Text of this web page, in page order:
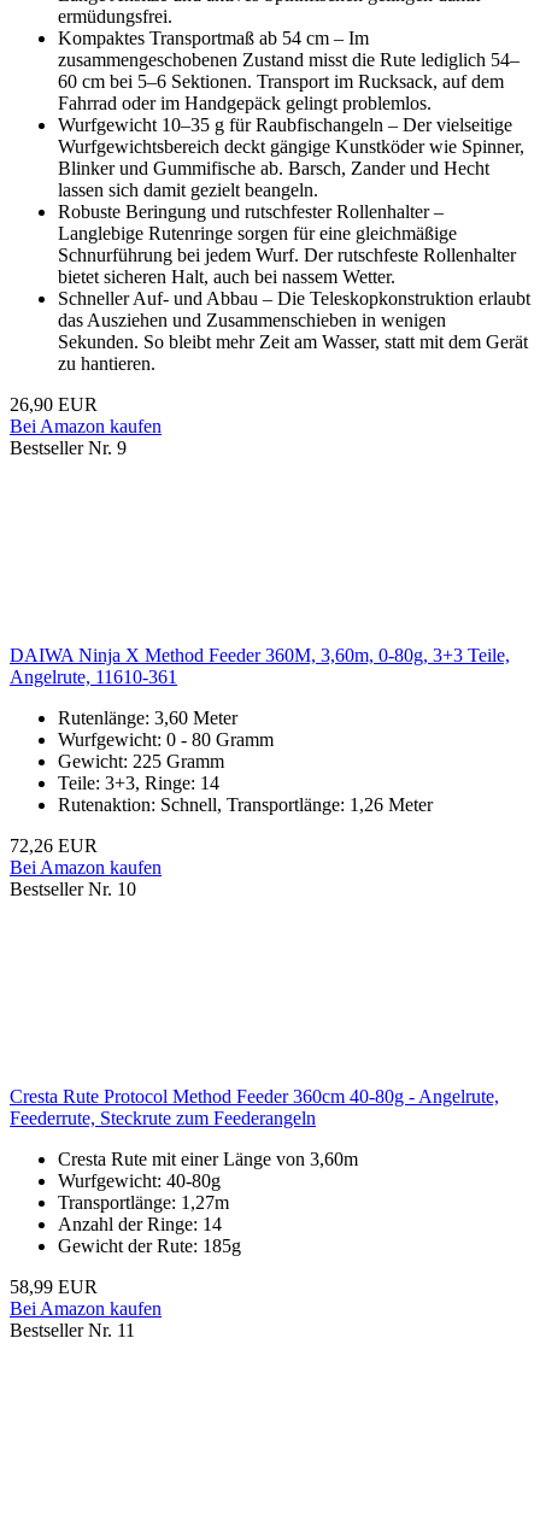
ermüdungsfrei.
Kompaktes Transportmaß ab 54 cm – Im
zusammengeschobenen Zustand misst die Rute lediglich 54–
60 cm bei 5–6 Sektionen. Transport im Rucksack, auf dem
Fahrrad oder im Handgepäck gelingt problemlos.
Wurfgewicht 10–35 g für Raubfischangeln – Der vielseitige
Wurfgewichtsbereich deckt gängige Kunstköder wie Spinner,
Blinker und Gummifische ab. Barsch, Zander und Hecht
lassen sich damit gezielt beangeln.
Robuste Beringung und rutschfester Rollenhalter –
Langlebige Rutenringe sorgen für eine gleichmäßige
Schnurführung bei jedem Wurf. Der rutschfeste Rollenhalter
bietet sicheren Halt, auch bei nassem Wetter.
Schneller Auf- und Abbau – Die Teleskopkonstruktion erlaubt
das Ausziehen und Zusammenschieben in wenigen
Sekunden. So bleibt mehr Zeit am Wasser, statt mit dem Gerät
zu hantieren.
26,90 EUR
Bei Amazon kaufen
Bestseller Nr. 9
DAIWA Ninja X Method Feeder 360M, 3,60m, 0-80g, 3+3 Teile,
Angelrute, 11610-361
Rutenlänge: 3,60 Meter
Wurfgewicht: 0 - 80 Gramm
Gewicht: 225 Gramm
Teile: 3+3, Ringe: 14
Rutenaktion: Schnell, Transportlänge: 1,26 Meter
72,26 EUR
Bei Amazon kaufen
Bestseller Nr. 10
Cresta Rute Protocol Method Feeder 360cm 40-80g - Angelrute,
Feederrute, Steckrute zum Feederangeln
Cresta Rute mit einer Länge von 3,60m
Wurfgewicht: 40-80g
Transportlänge: 1,27m
Anzahl der Ringe: 14
Gewicht der Rute: 185g
58,99 EUR
Bei Amazon kaufen
Bestseller Nr. 11